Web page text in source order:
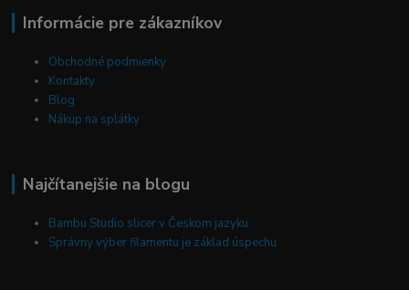
Informácie pre zákazníkov
Obchodné podmienky
Kontakty
Blog
Nákup na splátky
Najčítanejšie na blogu
Bambu Studio slicer v Českom jazyku
Správny výber filamentu je základ úspechu